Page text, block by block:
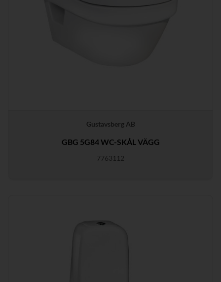
Gustavsberg AB
GBG 5G84 WC-SKÅL VÄGG
7763112